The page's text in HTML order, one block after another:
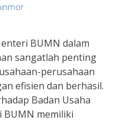
BUMN dalam
sangatlah penting
perusahaan
efisien dan berhasil.
Badan Usaha
BUMN memiliki